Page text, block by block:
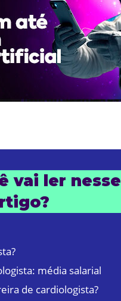
vai ler nesse
média salarial
de cardiologista?